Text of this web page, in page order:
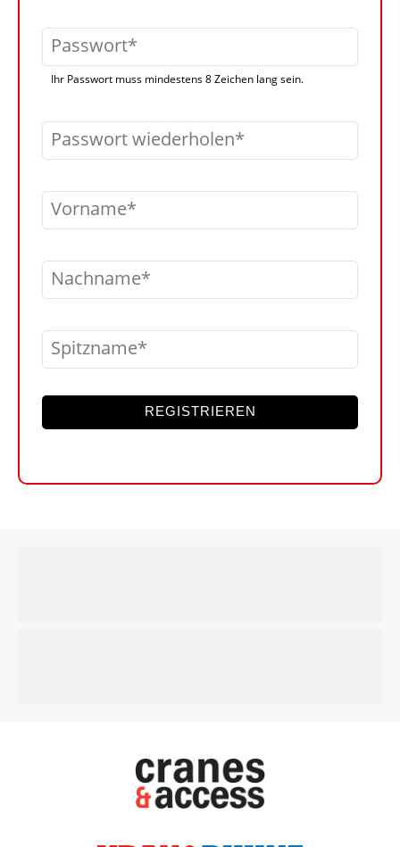
Passwort
Ihr Passwort muss mindestens 8 Zeichen lang sein.
Passwort wiederholen
Vorname
Nachname
Spitzname
REGISTRIEREN